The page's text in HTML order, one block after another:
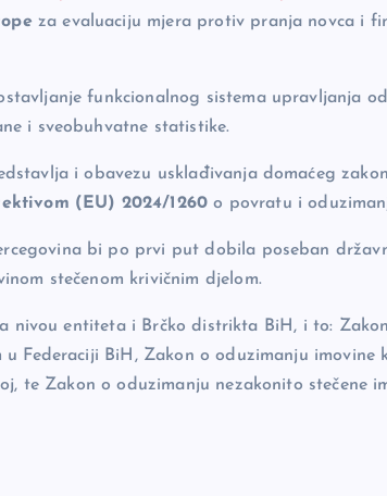
za evaluaciju mjera protiv pranja novca i
funkcionalnog sistema upravljanja
i sveobuhvatne statistike.
i obavezu usklađivanja domaćeg
(EU) 2024/1260 o povratu i
bi po prvi put dobila poseban
stečenom krivičnim djelom.
nivou entiteta i Brčko distrikta BiH, i to:
Federaciji BiH, Zakon o oduzimanju imovine
te Zakon o oduzimanju nezakonito stečene